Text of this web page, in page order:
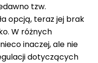
tzw.
opcją, teraz jej brak
W różnych
inaczej, ale nie
dotyczących